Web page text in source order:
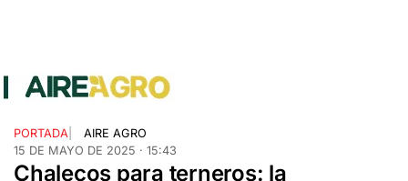
PORTADA
AIRE AGRO
15 DE MAYO DE 2025 · 15:43
Chalecos para terneros: la